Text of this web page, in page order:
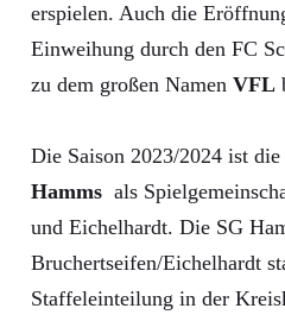
erspielen. Auch die
Einweihung durch den FC
zu dem großen Namen VFL
Die Saison 2023/2024 ist die
Hamms als
und Eichelhardt. Die SG
Bruchertseifen/Eichelhardt
Staffeleinteilung in der